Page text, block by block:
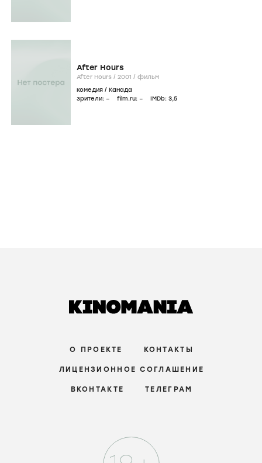
After Hours
After Hours / 2001 / фильм
комедия / Канада
зрители: – film.ru: – IMDb: 3,5
О ПРОЕКТЕ КОНТАКТЫ
ЛИЦЕНЗИОННОЕ СОГЛАШЕНИЕ
ВКОНТАКТЕ ТЕЛЕГРАМ